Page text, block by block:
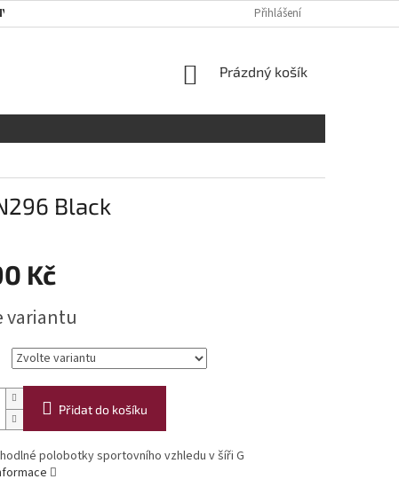
OSOBNÍCH ÚDAJŮ RADY A DOPORUČENÍ TABULKA
Přihlášení
NÁKUPNÍ
Prázdný košík
Black
Kč
variantu
Přidat do košíku
polobotky sportovního vzhledu v šíři G